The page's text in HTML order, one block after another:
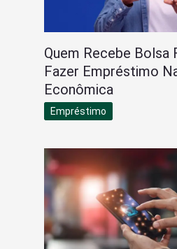
Quem Recebe Bolsa
Fazer Empréstimo
Econômica
Empréstimo